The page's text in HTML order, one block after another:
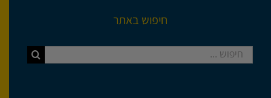
חיפוש באתר
חיפוש...